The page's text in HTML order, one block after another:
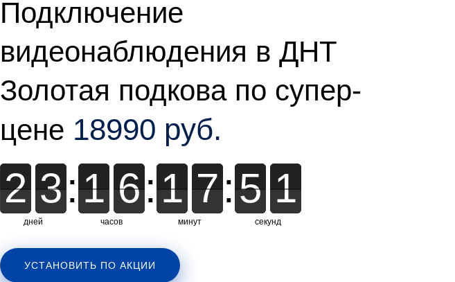
Подключение
видеонаблюдения в ДНТ
Золотая подкова по супер-
цене 18990 руб.
дней
2
2 3
3:
часов
1
1 6
6:
минут
1
1 7
7:
секунд
5
5 0
0
0
УСТАНОВИТЬ ПО АКЦИИ